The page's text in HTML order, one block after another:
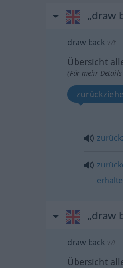
„draw
draw back v/t
Übersicht
(Für mehr
„draw
draw back v/i
Übersicht